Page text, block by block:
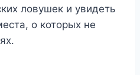
ловушек и увидеть
о которых не